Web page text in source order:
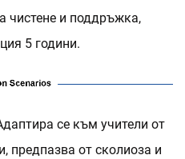
чистене и поддръжка,
5 години.
се към учители от
предпазва от сколиоза и